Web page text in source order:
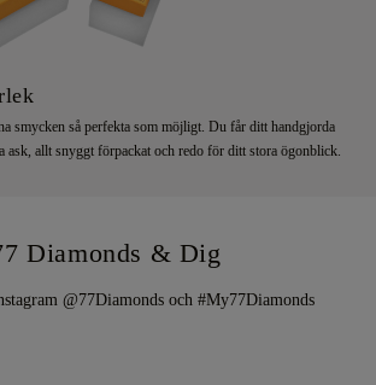
smycken så perfekta som möjligt. Du får ditt handgjorda
ask, allt snyggt förpackat och redo för ditt stora ögonblick.
Diamonds & Dig
@77Diamonds och #My77Diamonds